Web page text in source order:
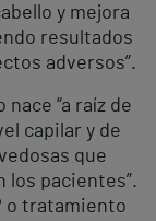
y mejora
resultados
adversos”.
“a raíz de
capilar y de
que
los pacientes”.
o tratamiento